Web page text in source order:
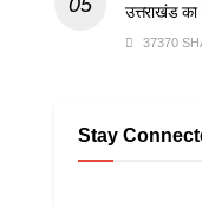
उत्तराखंड का
37370
Stay